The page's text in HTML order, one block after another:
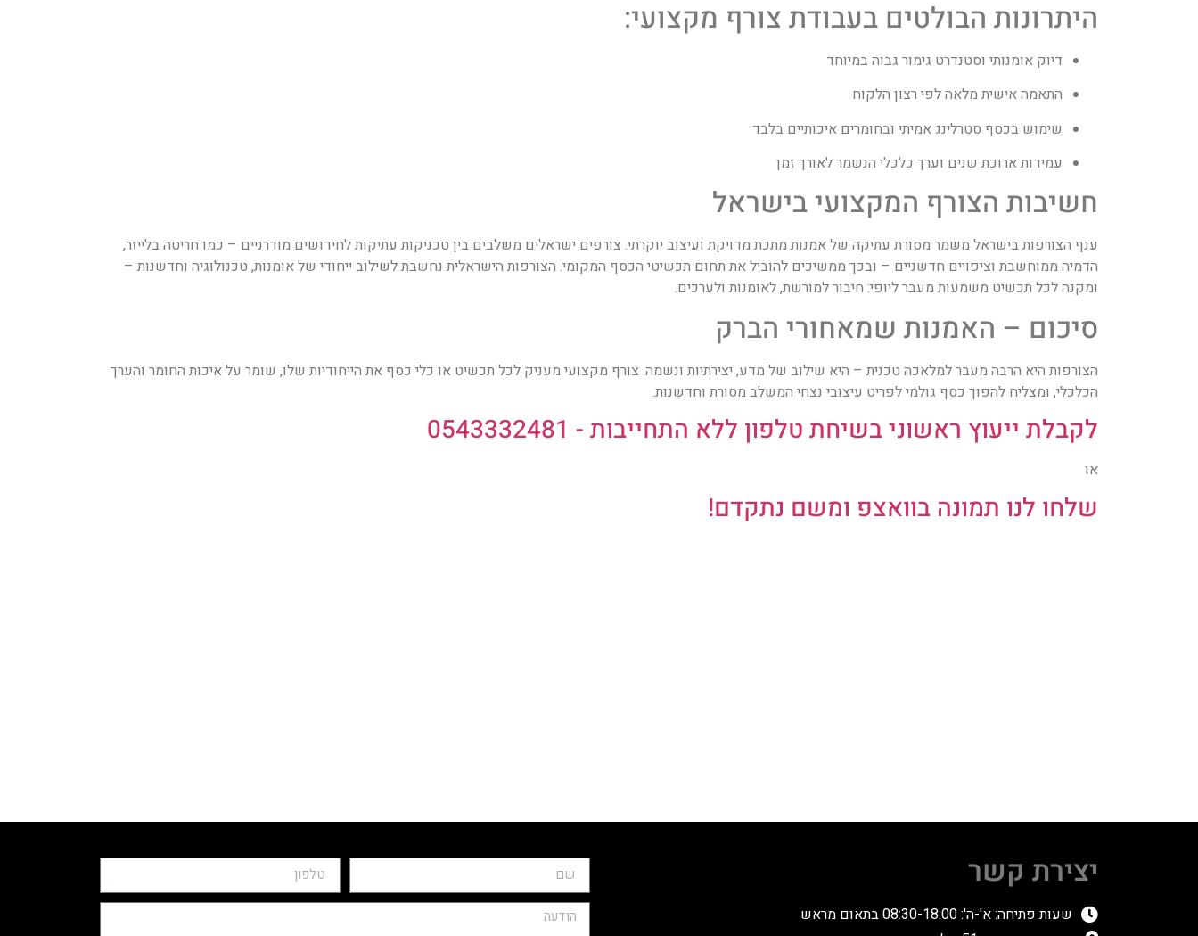
היתרונות הבולטים בעבודת צורף מקצועי:
דיוק אומנותי וסטנדרט גימור גבוה במיוחד
התאמה אישית מלאה לפי רצון הלקוח
שימוש בכסף סטרלינג אמיתי ובחומרים איכותיים בלבד
עמידות ארוכת שנים וערך כלכלי הנשמר לאורך זמן
חשיבות הצורף המקצועי בישראל
ענף הצורפות בישראל משמר מסורת עתיקה של אמנות מתכת מדויקת ועיצוב יוקרתי. צורפים ישראלים משלבים בין טכניקות עתיקות לחידושים מודרניים – כמו חריטה בלייזר,
הדמיה ממוחשבת וציפויים חדשניים – ובכך ממשיכים להוביל את תחום תכשיטי הכסף המקומי. הצורפות הישראלית נחשבת לשילוב ייחודי של אומנות, טכנולוגיה וחדשנות –
ומקנה לכל תכשיט משמעות מעבר ליופי: חיבור למורשת, לאומנות ולערכים.
סיכום – האמנות שמאחורי הברק
הצורפות היא הרבה מעבר למלאכה טכנית – היא שילוב של מדע, יצירתיות ונשמה. צורף מקצועי מעניק לכל תכשיט או כלי כסף את הייחודיות שלו, שומר על איכות החומר והערך
הכלכלי, ומצליח להפוך כסף גולמי לפריט עיצובי נצחי המשלב מסורת וחדשנות.
לקבלת ייעוץ ראשוני בשיחת טלפון ללא התחייבות - 0543332481
או
שלחו לנו תמונה בוואצפ ומשם נתקדם!
יצירת קשר
שעות פתיחה: א'-ה': 08:30-18:00 בתאום מראש